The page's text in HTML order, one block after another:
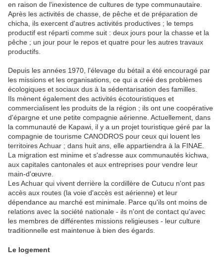
en raison de l'inexistence de cultures de type communautaire.
Après les activités de chasse, de pêche et de préparation de
chicha, ils exercent d'autres activités productives ; le temps
productif est réparti comme suit : deux jours pour la chasse et la
pêche ; un jour pour le repos et quatre pour les autres travaux
productifs.
Depuis les années 1970, l'élevage du bétail a été encouragé par
les missions et les organisations, ce qui a créé des problèmes
écologiques et sociaux dus à la sédentarisation des familles.
Ils mènent également des activités écotouristiques et
commercialisent les produits de la région ; ils ont une coopérative
d'épargne et une petite compagnie aérienne. Actuellement, dans
la communauté de Kapawi, il y a un projet touristique géré par la
compagnie de tourisme CANODROS pour ceux qui louent les
territoires Achuar ; dans huit ans, elle appartiendra à la FINAE.
La migration est minime et s'adresse aux communautés kichwa,
aux capitales cantonales et aux entreprises pour vendre leur
main-d'œuvre.
Les Achuar qui vivent derrière la cordillère de Cutucu n'ont pas
accès aux routes (la voie d'accès est aérienne) et leur
dépendance au marché est minimale. Parce qu'ils ont moins de
relations avec la société nationale - ils n'ont de contact qu'avec
les membres de différentes missions religieuses - leur culture
traditionnelle est maintenue à bien des égards.
Le logement